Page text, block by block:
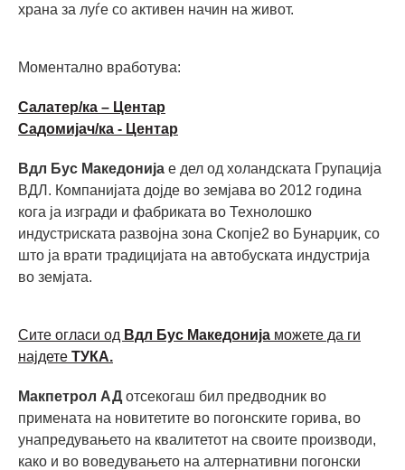
храна за луѓе со активен начин на живот.
Моментално вработува:
Салатер/ка – Центар
Садомијач/ка - Центар
Вдл Бус Македонија е дел од холандската Групација
ВДЛ. Компанијата дојде во земјава во 2012 година
кога ја изгради и фабриката во Технолошко
индустриската развојна зона Скопје2 во Бунарџик, со
што ја врати традицијата на автобуската индустрија
во земјата.
Сите огласи од Вдл Бус Македонија можете да ги
најдете ТУКА.
Макпетрол АД отсекогаш бил предводник во
примената на новитетите во погонските горива, во
унапредувањето на квалитетот на своите производи,
како и во воведувањето на алтернативни погонски